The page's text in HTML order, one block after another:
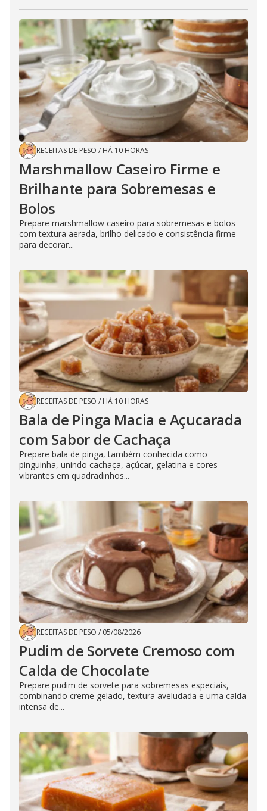
RECEITAS DE PESO / HÁ 10 HORAS
Marshmallow Caseiro Firme e
Brilhante para Sobremesas e
Bolos
Prepare marshmallow caseiro para sobremesas e bolos
com textura aerada, brilho delicado e consistência firme
para decorar...
RECEITAS DE PESO / HÁ 10 HORAS
Bala de Pinga Macia e Açucarada
com Sabor de Cachaça
Prepare bala de pinga, também conhecida como
pinguinha, unindo cachaça, açúcar, gelatina e cores
vibrantes em quadradinhos...
RECEITAS DE PESO / 05/08/2026
Pudim de Sorvete Cremoso com
Calda de Chocolate
Prepare pudim de sorvete para sobremesas especiais,
combinando creme gelado, textura aveludada e uma calda
intensa de...